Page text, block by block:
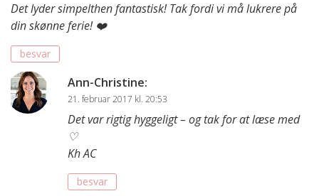
Det lyder simpelthen fantastisk! Tak fordi vi må lukrere på
din skønne ferie! ❤️
besvar
Ann-Christine:
21. februar 2017 kl. 20:53
Det var rigtig hyggeligt – og tak for at læse med
♡
Kh AC
besvar